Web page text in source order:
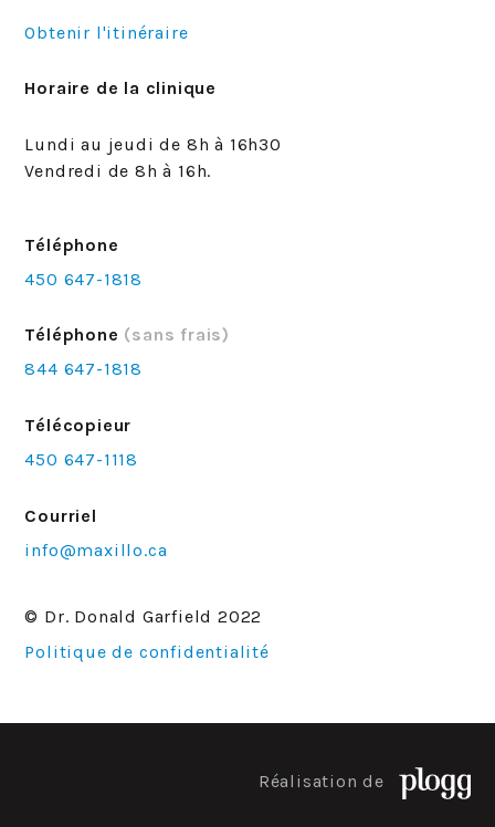
Obtenir l'itinéraire
Horaire de la clinique
Lundi au jeudi de 8h à 16h30
Vendredi de 8h à 16h.
Téléphone
450 647-1818
Téléphone (sans frais)
844 647-1818
Télécopieur
450 647-1118
Courriel
info@maxillo.ca
© Dr. Donald Garfield 2022
Politique de confidentialité
Réalisation de